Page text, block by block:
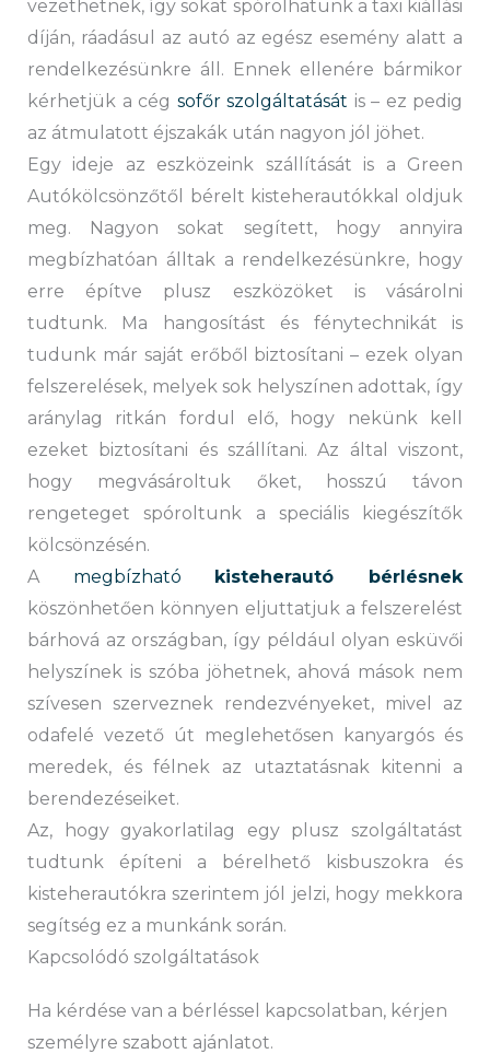
vezethetnek, így sokat spórolhatunk a taxi kiállási
díján, ráadásul az autó az egész esemény alatt a
rendelkezésünkre áll. Ennek ellenére bármikor
kérhetjük a cég sofőr szolgáltatását is – ez pedig
az átmulatott éjszakák után nagyon jól jöhet.
Egy ideje az eszközeink szállítását is a Green
Autókölcsönzőtől bérelt kisteherautókkal oldjuk
meg. Nagyon sokat segített, hogy annyira
megbízhatóan álltak a rendelkezésünkre, hogy
erre építve plusz eszközöket is vásárolni
tudtunk. Ma hangosítást és fénytechnikát is
tudunk már saját erőből biztosítani – ezek olyan
felszerelések, melyek sok helyszínen adottak, így
aránylag ritkán fordul elő, hogy nekünk kell
ezeket biztosítani és szállítani. Az által viszont,
hogy megvásároltuk őket, hosszú távon
rengeteget spóroltunk a speciális kiegészítők
kölcsönzésén.
A megbízható kisteherautó bérlésnek
köszönhetően könnyen eljuttatjuk a felszerelést
bárhová az országban, így például olyan esküvői
helyszínek is szóba jöhetnek, ahová mások nem
szívesen szerveznek rendezvényeket, mivel az
odafelé vezető út meglehetősen kanyargós és
meredek, és félnek az utaztatásnak kitenni a
berendezéseiket.
Az, hogy gyakorlatilag egy plusz szolgáltatást
tudtunk építeni a bérelhető kisbuszokra és
kisteherautókra szerintem jól jelzi, hogy mekkora
segítség ez a munkánk során.
Kapcsolódó szolgáltatások
Ha kérdése van a bérléssel kapcsolatban, kérjen
személyre szabott ajánlatot.